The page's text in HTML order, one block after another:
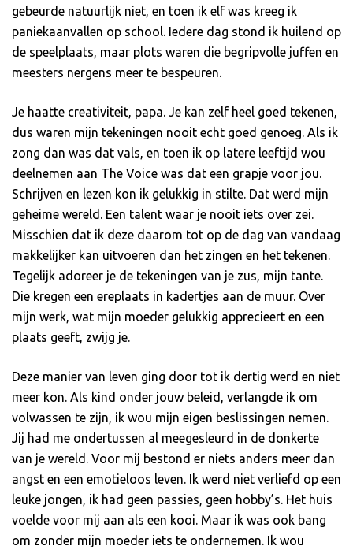
gebeurde natuurlijk niet, en toen ik elf was kreeg ik
paniekaanvallen op school. Iedere dag stond ik huilend op
de speelplaats, maar plots waren die begripvolle juffen en
meesters nergens meer te bespeuren.
Je haatte creativiteit, papa. Je kan zelf heel goed tekenen,
dus waren mijn tekeningen nooit echt goed genoeg. Als ik
zong dan was dat vals, en toen ik op latere leeftijd wou
deelnemen aan The Voice was dat een grapje voor jou.
Schrijven en lezen kon ik gelukkig in stilte. Dat werd mijn
geheime wereld. Een talent waar je nooit iets over zei.
Misschien dat ik deze daarom tot op de dag van vandaag
makkelijker kan uitvoeren dan het zingen en het tekenen.
Tegelijk adoreer je de tekeningen van je zus, mijn tante.
Die kregen een ereplaats in kadertjes aan de muur. Over
mijn werk, wat mijn moeder gelukkig apprecieert en een
plaats geeft, zwijg je.
Deze manier van leven ging door tot ik dertig werd en niet
meer kon. Als kind onder jouw beleid, verlangde ik om
volwassen te zijn, ik wou mijn eigen beslissingen nemen.
Jij had me ondertussen al meegesleurd in de donkerte
van je wereld. Voor mij bestond er niets anders meer dan
angst en een emotieloos leven. Ik werd niet verliefd op een
leuke jongen, ik had geen passies, geen hobby’s. Het huis
voelde voor mij aan als een kooi. Maar ik was ook bang
om zonder mijn moeder iets te ondernemen. Ik wou